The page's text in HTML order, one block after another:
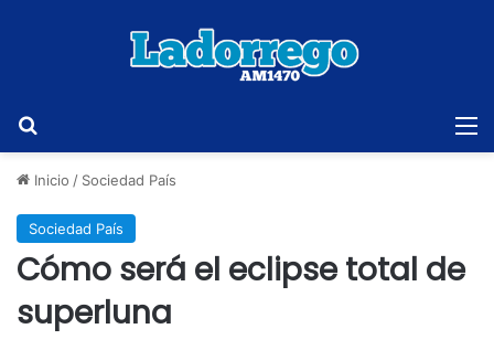
Inicio / Sociedad País
Sociedad País
Cómo será el eclipse total de
superluna